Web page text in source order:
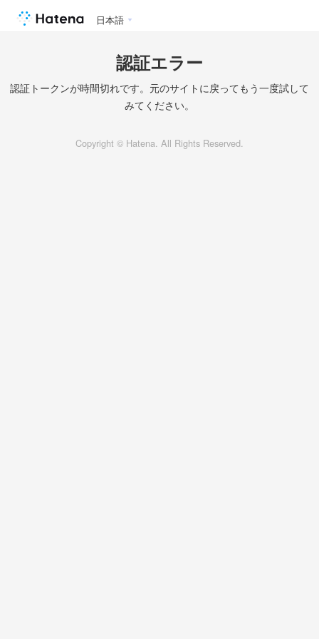
日本語
認証エラー
認証トークンが時間切れです。元のサイトに戻ってもう一度試して
みてください。
Copyright © Hatena. All Rights Reserved.